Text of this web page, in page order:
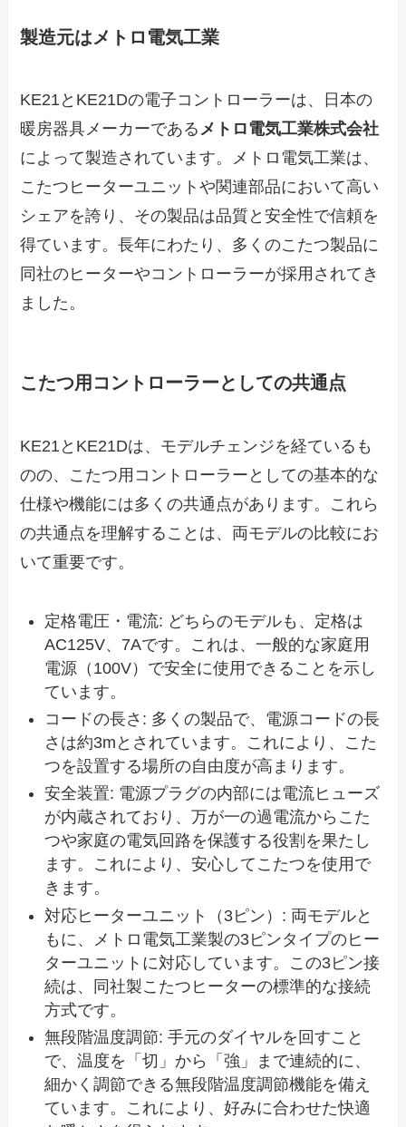
製造元はメトロ電気工業
KE21とKE21Dの電子コントローラーは、日本の
暖房器具メーカーであるメトロ電気工業株式会社
によって製造されています。メトロ電気工業は、
こたつヒーターユニットや関連部品において高い
シェアを誇り、その製品は品質と安全性で信頼を
得ています。長年にわたり、多くのこたつ製品に
同社のヒーターやコントローラーが採用されてき
ました。
こたつ用コントローラーとしての共通点
KE21とKE21Dは、モデルチェンジを経ているも
のの、こたつ用コントローラーとしての基本的な
仕様や機能には多くの共通点があります。これら
の共通点を理解することは、両モデルの比較にお
いて重要です。
定格電圧・電流: どちらのモデルも、定格は
AC125V、7Aです。これは、一般的な家庭用
電源（100V）で安全に使用できることを示し
ています。
コードの長さ: 多くの製品で、電源コードの長
さは約3mとされています。これにより、こた
つを設置する場所の自由度が高まります。
安全装置: 電源プラグの内部には電流ヒューズ
が内蔵されており、万が一の過電流からこた
つや家庭の電気回路を保護する役割を果たし
ます。これにより、安心してこたつを使用で
きます。
対応ヒーターユニット（3ピン）: 両モデルと
もに、メトロ電気工業製の3ピンタイプのヒー
ターユニットに対応しています。この3ピン接
続は、同社製こたつヒーターの標準的な接続
方式です。
無段階温度調節: 手元のダイヤルを回すこと
で、温度を「切」から「強」まで連続的に、
細かく調節できる無段階温度調節機能を備え
ています。これにより、好みに合わせた快適